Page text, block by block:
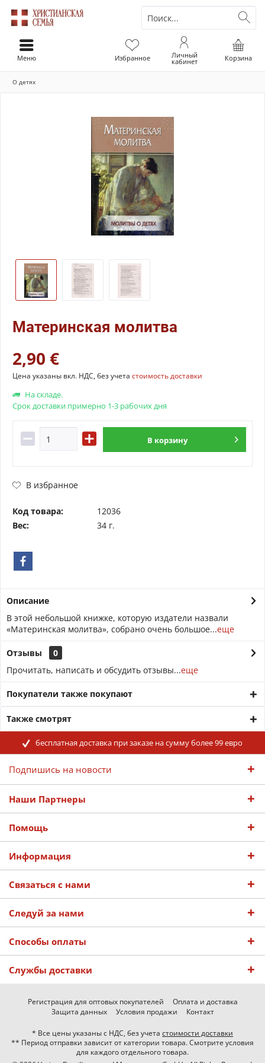
Корзина
Избранное Личный
кабинет
Меню
О детях
Материнская молитва
2,90 €
Цена указаны вкл. НДС, без учета стоимость доставки
На складе.
Срок доставки примерно 1-3 рабочих дня
В корзину
В избранное
Код товара:
12036
Вес:
34 г.
Описание
В этой небольшой книжке, которую издатели назвали
«Материнская молитва», собрано очень большое...еще
Отзывы
0
Прочитать, написать и обсудить отзывы...еще
Покупатели также покупают
Также смотрят
бесплатная доставка при заказе на сумму более 99 евро
Подпишись на новости
Наши Партнеры
Помощь
Информация
Связаться с нами
Следуй за нами
Способы оплаты
Службы доставки
Регистрация для оптовых покупателей
Оплата и доставка
Защита данных
Условия продажи Контакт
* Все цены указаны с НДС, без учета стоимости доставки
** Период отправки зависит от категории товара. Смотрите условия
для каждого отдельного товара.